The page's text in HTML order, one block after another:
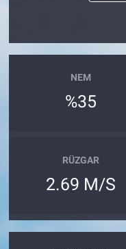
NEM
%35
RÜZGAR
2.69 M/S